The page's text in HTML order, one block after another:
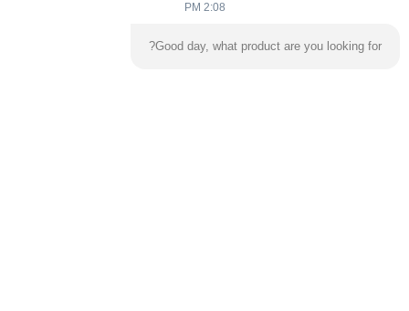
2:08 PM
Good day, what product are you looking for?